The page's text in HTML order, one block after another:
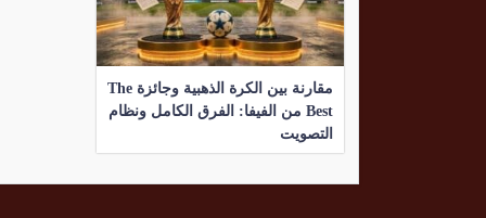
مقارنة بين الكرة الذهبية وجائزة The
Best من الفيفا: الفرق الكامل ونظام
التصويت